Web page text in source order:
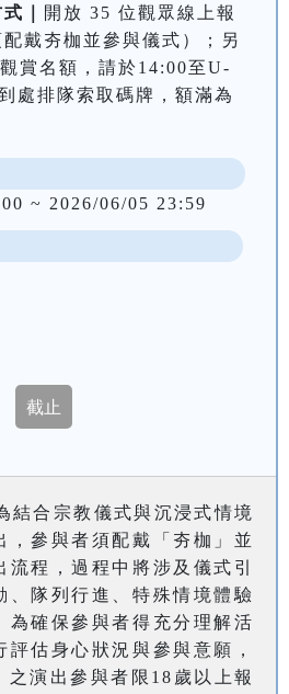
｜
開放 35 位觀眾線上報
戴夯枷並參與儀式）；另
賞名額，請於14:00至U-
處排隊索取碼牌，額滿為
~ 2026/06/05 23:59
結合宗教儀式與沉浸式情境
，參與者須配戴「夯枷」並
流程，過程中將涉及儀式引
、隊列行進、特殊情境體驗
為確保參與者得充分理解活
評估身心狀況與參與意願，
之演出參與者限18歲以上報